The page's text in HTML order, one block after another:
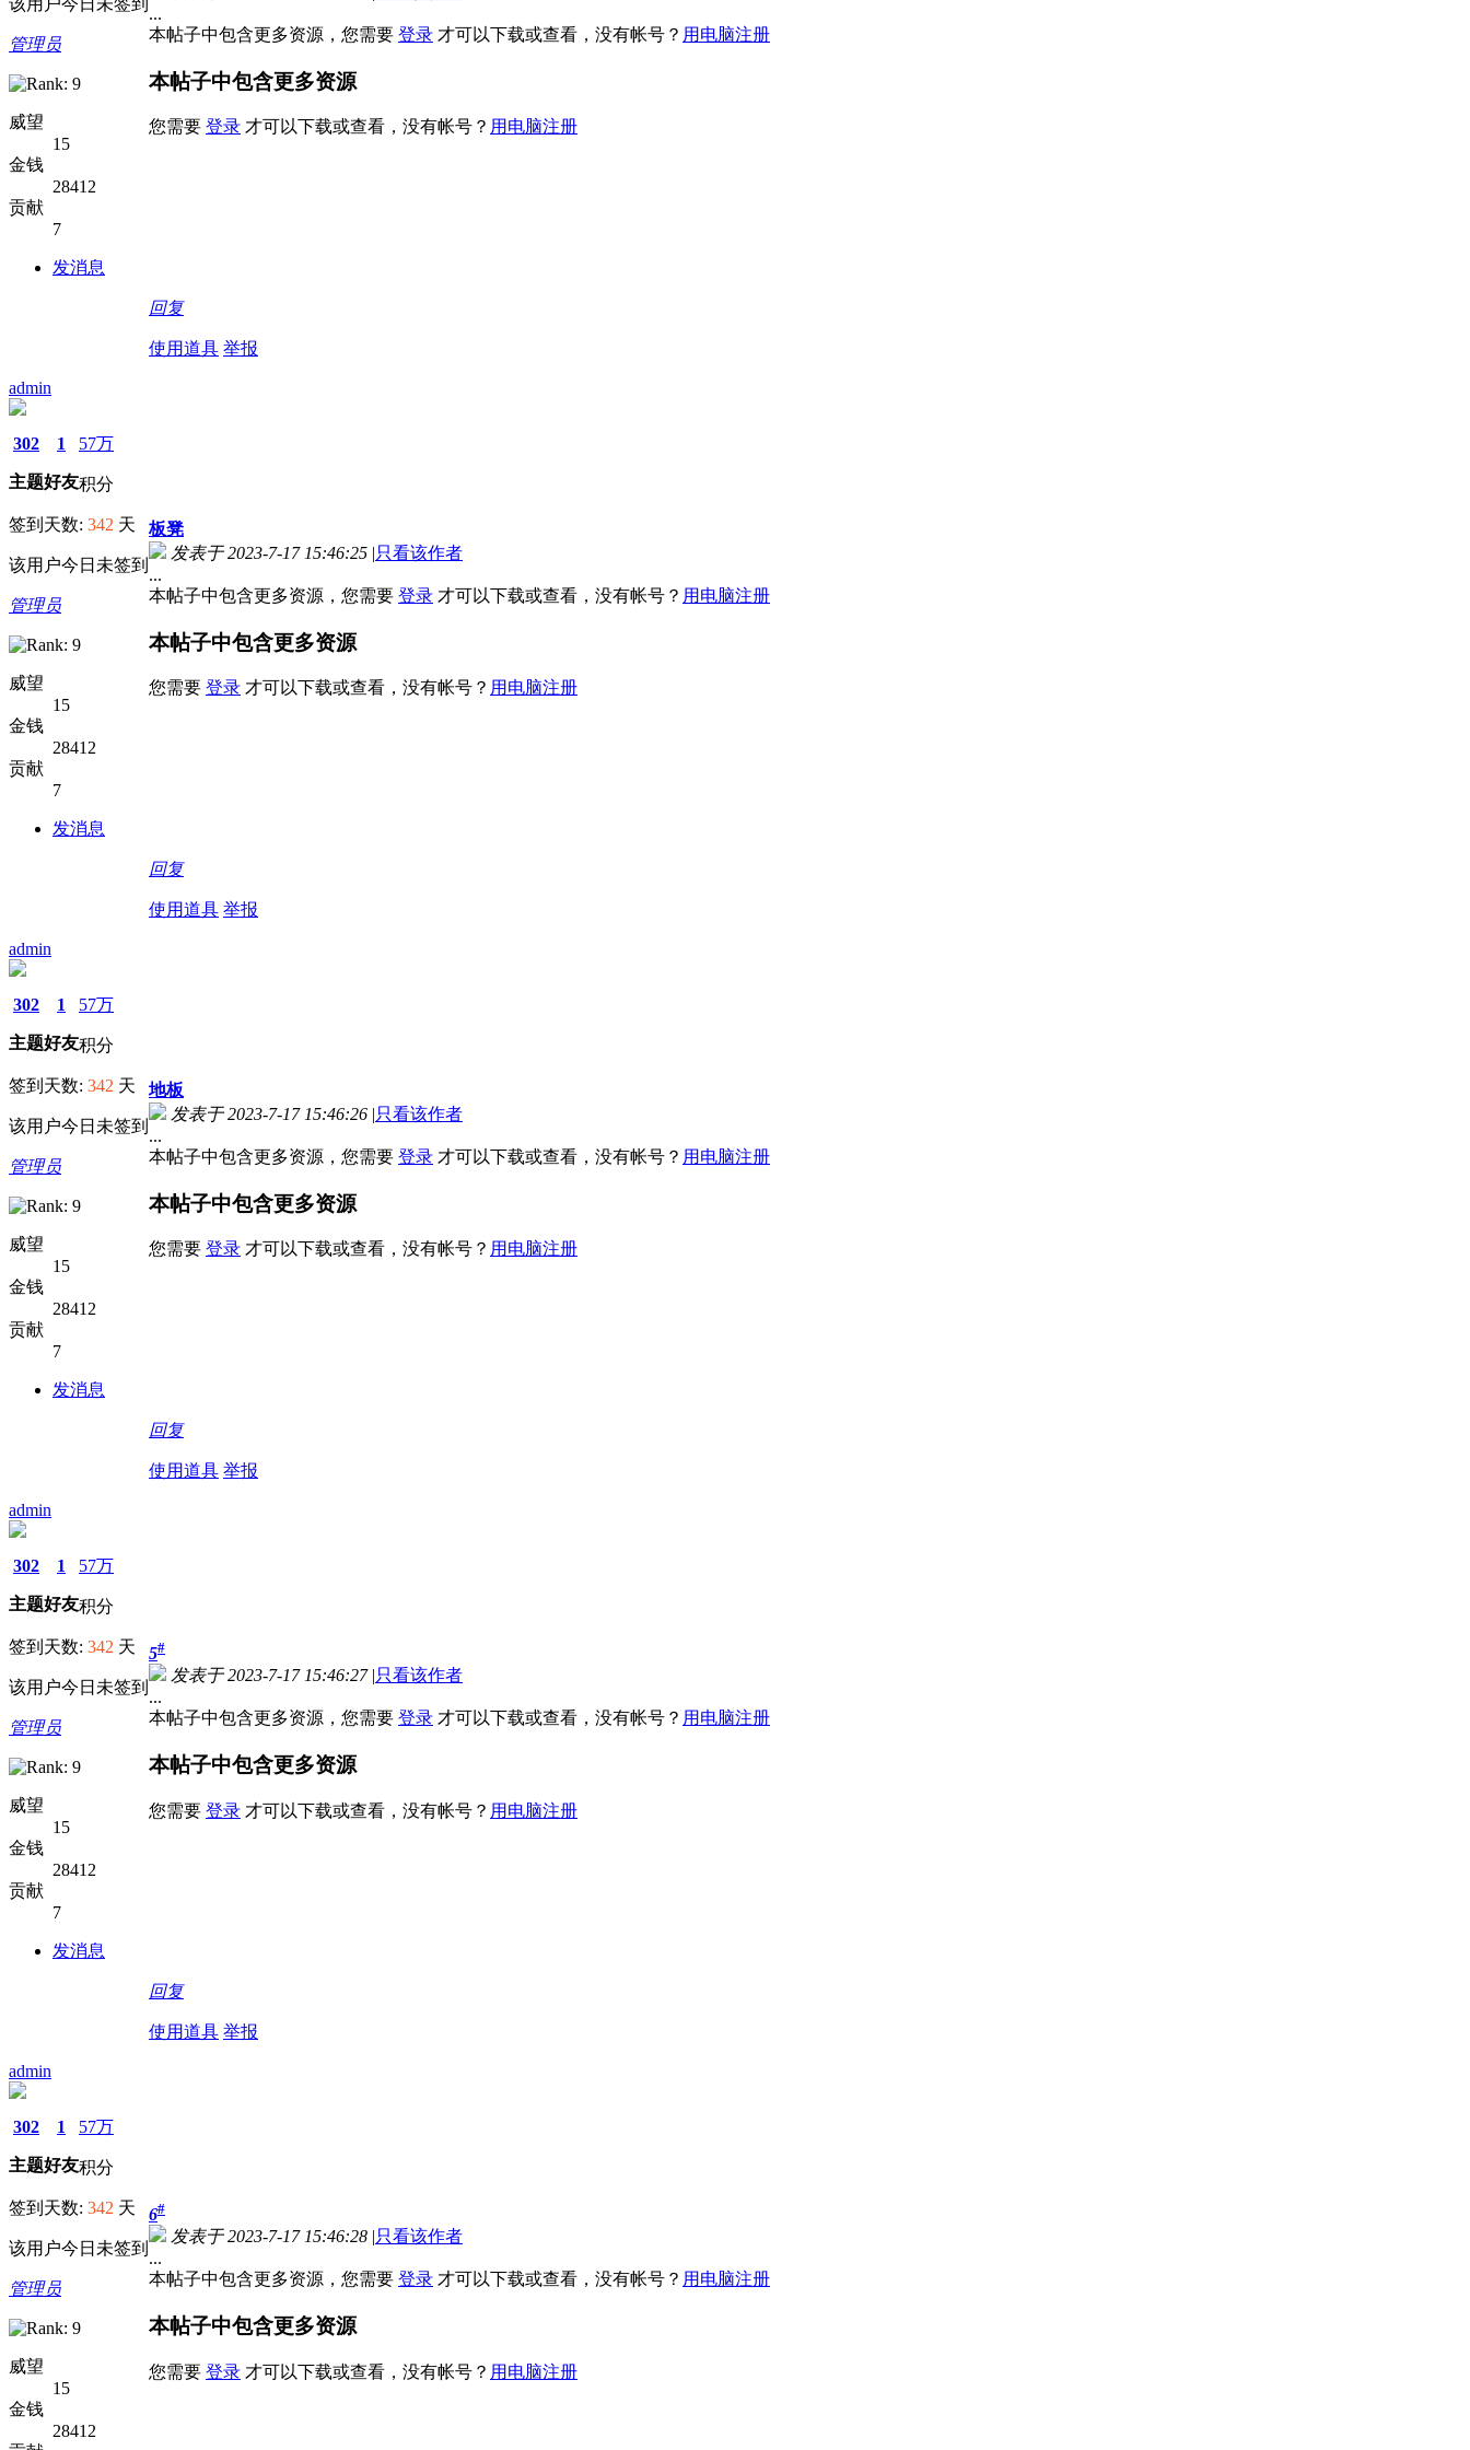
管理员
威望
15
金钱
28412
贡献
7
发消息
...
本帖子中包含更多资源，您需要 登录 才可以下载或查看，没有帐号？ 用电脑注册
本帖子中包含更多资源
您需要 登录 才可以下载或查看，没有帐号？ 用电脑注册
回复
使用道具 举报
admin
302
主题
1
好友
57万
积分
签到天数: 342 天
该用户今日未签到
管理员
威望
15
金钱
28412
贡献
7
发消息
板凳
发表于 2023-7-17 15:46:25 |只看该作者
...
本帖子中包含更多资源，您需要 登录 才可以下载或查看，没有帐号？ 用电脑注册
本帖子中包含更多资源
您需要 登录 才可以下载或查看，没有帐号？ 用电脑注册
回复
使用道具 举报
admin
302
主题
1
好友
57万
积分
签到天数: 342 天
该用户今日未签到
管理员
威望
15
金钱
28412
贡献
7
发消息
地板
发表于 2023-7-17 15:46:26 |只看该作者
...
本帖子中包含更多资源，您需要 登录 才可以下载或查看，没有帐号？ 用电脑注册
本帖子中包含更多资源
您需要 登录 才可以下载或查看，没有帐号？ 用电脑注册
回复
使用道具 举报
admin
302
主题
1
好友
57万
积分
签到天数: 342 天
该用户今日未签到
管理员
威望
15
金钱
28412
贡献
7
发消息
5#
发表于 2023-7-17 15:46:27 |只看该作者
...
本帖子中包含更多资源，您需要 登录 才可以下载或查看，没有帐号？ 用电脑注册
本帖子中包含更多资源
您需要 登录 才可以下载或查看，没有帐号？ 用电脑注册
回复
使用道具 举报
admin
302
主题
1
好友
57万
积分
签到天数: 342 天
该用户今日未签到
管理员
威望
15
金钱
28412
6#
发表于 2023-7-17 15:46:28 |只看该作者
...
本帖子中包含更多资源，您需要 登录 才可以下载或查看，没有帐号？ 用电脑注册
本帖子中包含更多资源
您需要 登录 才可以下载或查看，没有帐号？ 用电脑注册